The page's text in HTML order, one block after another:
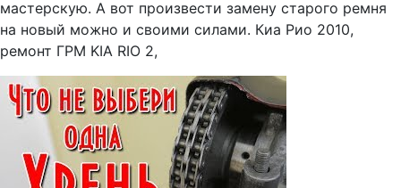
мастерскую. А вот произвести замену старого ремня
на новый можно и своими силами. Киа Рио 2010,
ремонт ГРМ KIA RIO 2,